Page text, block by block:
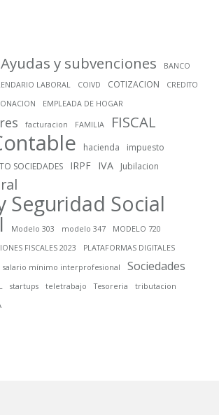
Ayudas y subvenciones BANCO
LABORAL COIVD COTIZACION CREDITO
EMPLEADA DE HOGAR
facturacion FAMILIA FISCAL
hacienda
impuesto
SOCIEDADES IRPF IVA Jubilacion
Seguridad Social
Modelo 303 modelo 347
MODELO 720
FISCALES 2023
PLATAFORMAS DIGITALES
salario mínimo interprofesional Sociedades
startups teletrabajo Tesoreria
tributacion